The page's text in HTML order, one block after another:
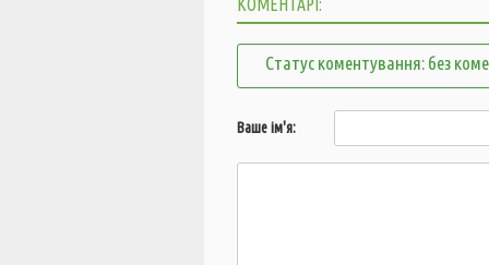
КОМЕНТАРІ:
Статус коментування: без
Ваше ім'я: